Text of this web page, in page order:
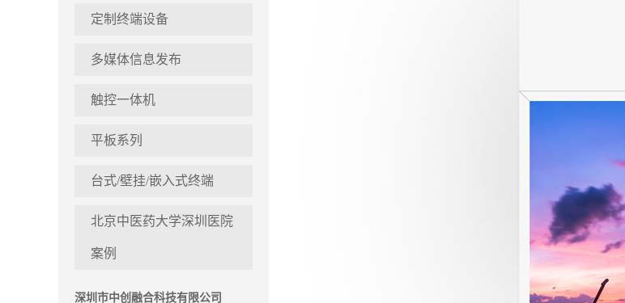
定制终端设备
多媒体信息发布
触控一体机
平板系列
台式/壁挂/嵌入式终端
北京中医药大学深圳医院
案例
深圳市中创融合科技有限公司